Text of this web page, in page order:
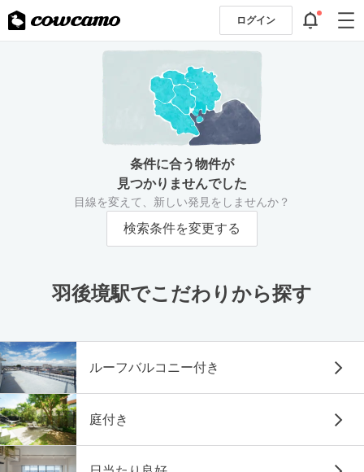
ログイン
条件に合う物件が
見つかりませんでした
目線を変えて、新しい発見をしませんか？
検索条件を変更する
羽後境駅でこだわりから探す
ルーフバルコニー付き
庭付き